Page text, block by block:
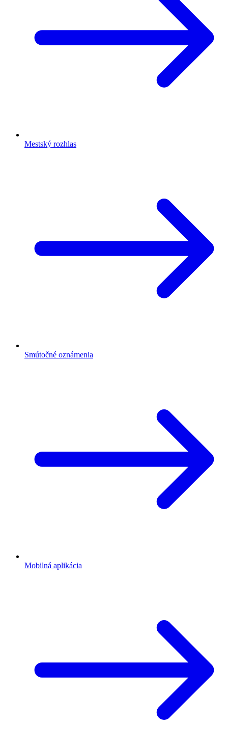
Mestský rozhlas
Smútočné oznámenia
Mobilná aplikácia